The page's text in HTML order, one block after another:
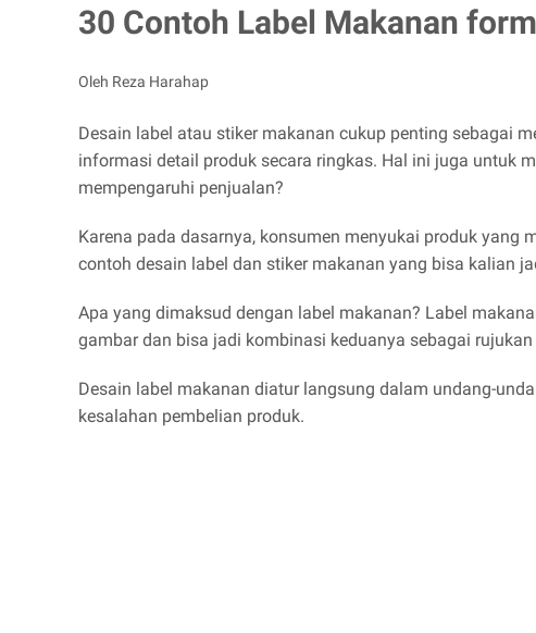
30 Contoh Label Makanan
Oleh Reza Harahap
Desain label atau stiker makanan cukup penting sebagai
informasi detail produk secara ringkas. Hal ini juga untuk
mempengaruhi penjualan?
Karena pada dasarnya, konsumen menyukai produk yang
contoh desain label dan stiker makanan yang bisa kalian
Apa yang dimaksud dengan label makanan? Label
gambar dan bisa jadi kombinasi keduanya sebagai
Desain label makanan diatur langsung dalam undang-
kesalahan pembelian produk.